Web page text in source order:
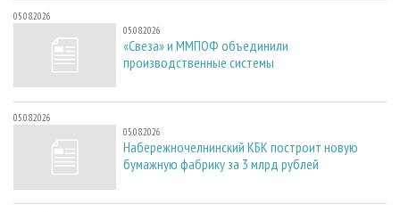
05.08.2026
05.08.2026
«Свеза» и ММПОФ объединили
производственные системы
05.08.2026
05.08.2026
Набережночелнинский КБК построит новую
бумажную фабрику за 3 млрд рублей